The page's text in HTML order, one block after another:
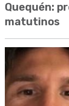
Quequén:
matutinos